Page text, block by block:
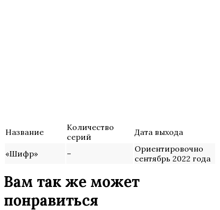
Название
Количество
серий
Дата выхода
«Шифр» –
Ориентировочно
сентябрь 2022 года
Вам так же может
понравиться